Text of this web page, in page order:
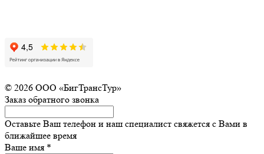
© 2026 ООО «БигТрансТур»
Заказ обратного звонка
Оставьте Ваш телефон и наш специалист свяжется с Вами в
ближайшее время
Ваше имя *